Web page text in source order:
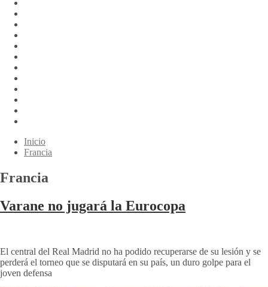
Inicio
Francia
Francia
Varane no jugará la Eurocopa
El central del Real Madrid no ha podido recuperarse de su lesión y se
perderá el torneo que se disputará en su país, un duro golpe para el
joven defensa